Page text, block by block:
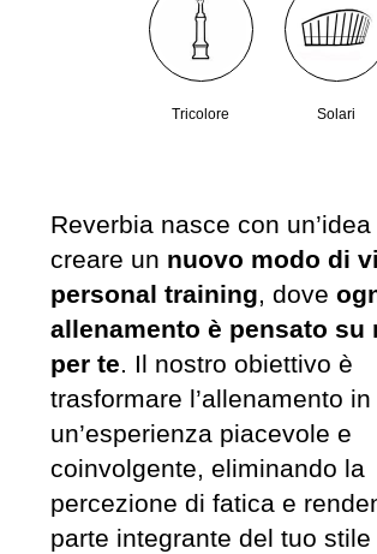
Tricolore Solari
Reverbia nasce con
creare un nuovo modo di
personal training, dove
allenamento è pensato su
per te. Il nostro obiettivo è
trasformare l’allenamento in
un’esperienza piacevole e
coinvolgente, eliminando la
percezione di fatica e
parte integrante del tuo stile